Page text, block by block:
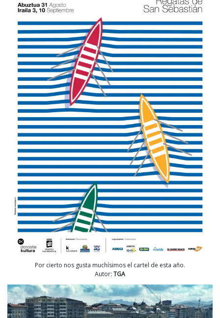
Por cierto nos gusta muchísimos el cartel de esta año.
Autor: TGA